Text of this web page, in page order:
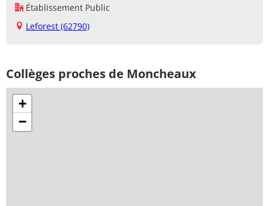
Établissement Public
Leforest (62790)
Collèges proches de Moncheaux
+
−